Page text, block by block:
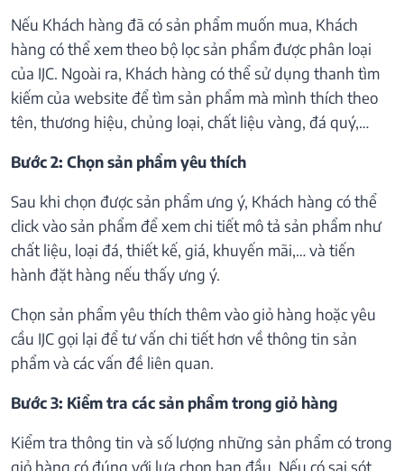
Nếu Khách hàng đã có sản phẩm muốn mua, Khách
hàng có thể xem theo bộ lọc sản phẩm được phân loại
của IJC. Ngoài ra, Khách hàng có thể sử dụng thanh tìm
kiếm của website để tìm sản phẩm mà mình thích theo
tên, thương hiệu, chủng loại, chất liệu vàng, đá quý,…
Bước 2: Chọn sản phẩm yêu thích
Sau khi chọn được sản phẩm ưng ý, Khách hàng có thể
click vào sản phẩm để xem chi tiết mô tả sản phẩm như
chất liệu, loại đá, thiết kế, giá, khuyến mãi,… và tiến
hành đặt hàng nếu thấy ưng ý.
Chọn sản phẩm yêu thích thêm vào giỏ hàng hoặc yêu
cầu IJC gọi lại để tư vấn chi tiết hơn về thông tin sản
phẩm và các vấn đề liên quan.
Bước 3: Kiểm tra các sản phẩm trong giỏ hàng
Kiểm tra thông tin và số lượng những sản phẩm có trong
giỏ hàng có đúng với lựa chọn ban đầu. Nếu có sai sót,